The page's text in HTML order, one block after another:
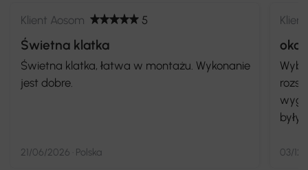
Klient Aosom 5
Świetna klatka
Świetna klatka, łatwa w montażu. Wykonanie
jest dobre.
21/06/2026 · Polska
okok
były
03/12/